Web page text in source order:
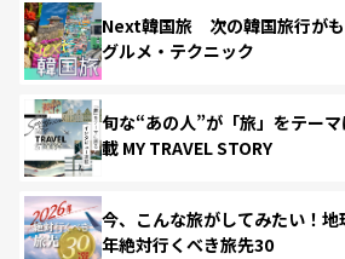
Next韓国旅 次の韓国旅行がも
グルメ・テクニック
旬な“あの人”が「旅」をテー
載 MY TRAVEL STORY
今、こんな旅がしてみたい！
年絶対行くべき旅先30